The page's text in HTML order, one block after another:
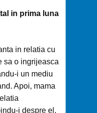
in prima luna
in relatia cu
sa o ingrijeasca
i un mediu
Apoi, mama
i despre el,